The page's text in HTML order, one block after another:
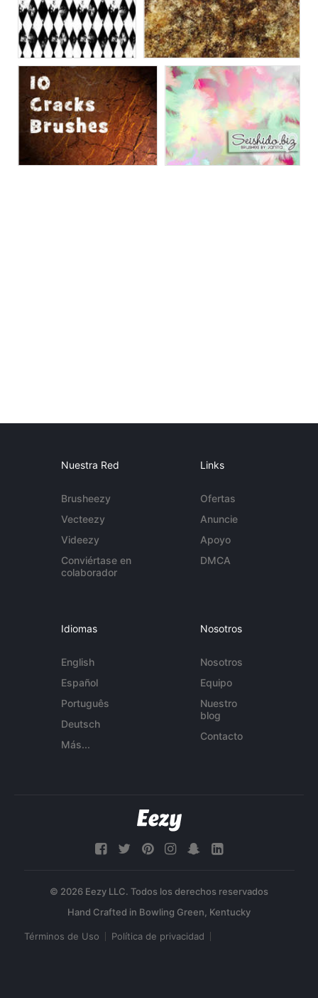
Nuestra Red
Brusheezy
Vecteezy
Videezy
Conviértase en
colaborador
Links
Ofertas
Anuncie
Apoyo
DMCA
Idiomas
English
Español
Português
Deutsch
Más...
Nosotros
Nosotros
Equipo
Nuestro
blog
Contacto
© 2026 Eezy LLC. Todos los derechos reservados
Términos de Uso Política de privacidad